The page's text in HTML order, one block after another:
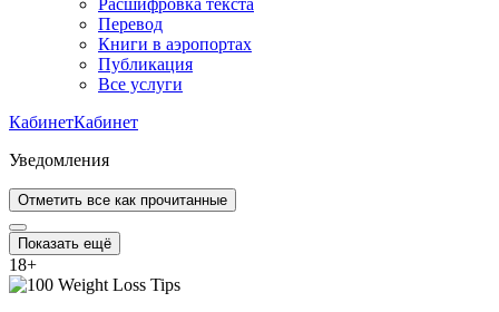
Расшифровка текста
Перевод
Книги в аэропортах
Публикация
Все услуги
КабинетКабинет
Уведомления
Отметить все как прочитанные
Показать ещё
18+